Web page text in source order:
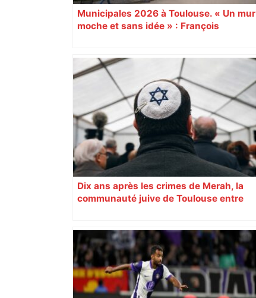
Municipales 2026 à Toulouse. « Un mur
moche et sans idée » : François
Augustins
Dix ans après les crimes de Merah, la
communauté juive de Toulouse entre